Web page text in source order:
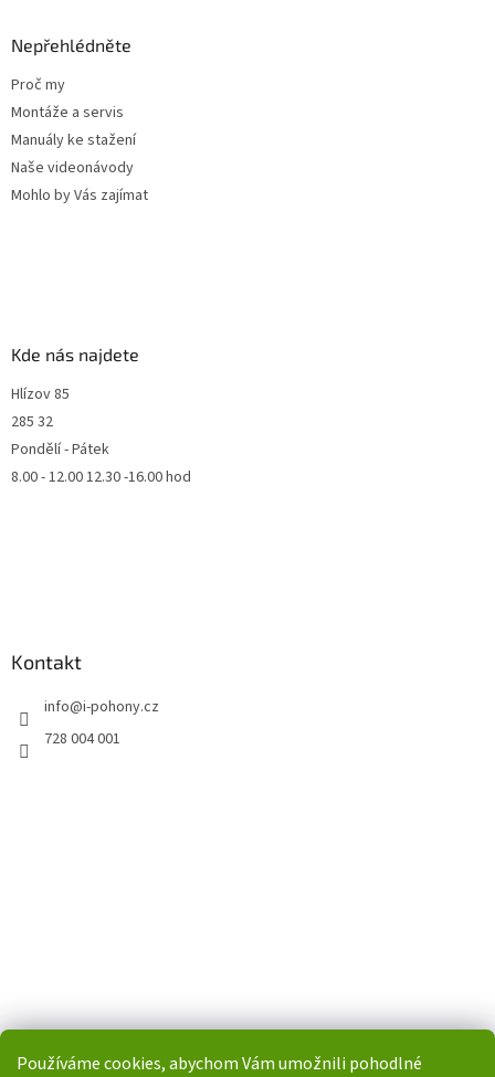
Používáme cookies, abychom Vám umožnili pohodlné
Nepřehlédněte
Proč my
Montáže a servis
Manuály ke stažení
Naše videonávody
Mohlo by Vás zajímat
Kde nás najdete
Hlízov 85
285 32
Pondělí - Pátek
8.00 - 12.00 12.30 -16.00 hod
Kontakt
info@i-pohony.cz
728 004 001